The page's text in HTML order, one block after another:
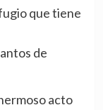
que tiene
de
acto